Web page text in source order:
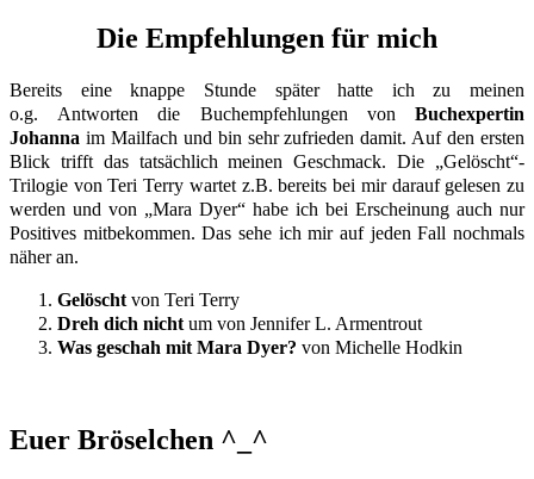
Die Empfehlungen für mich
Bereits eine knappe Stunde später hatte ich zu meinen
o.g. Antworten die Buchempfehlungen von Buchexpertin
Johanna im Mailfach und bin sehr zufrieden damit. Auf den ersten
Blick trifft das tatsächlich meinen Geschmack. Die „Gelöscht“-
Trilogie von Teri Terry wartet z.B. bereits bei mir darauf gelesen zu
werden und von „Mara Dyer“ habe ich bei Erscheinung auch nur
Positives mitbekommen. Das sehe ich mir auf jeden Fall nochmals
näher an.
Gelöscht von Teri Terry
Dreh dich nicht um von Jennifer L. Armentrout
Was geschah mit Mara Dyer? von Michelle Hodkin
Euer Bröselchen ^_^